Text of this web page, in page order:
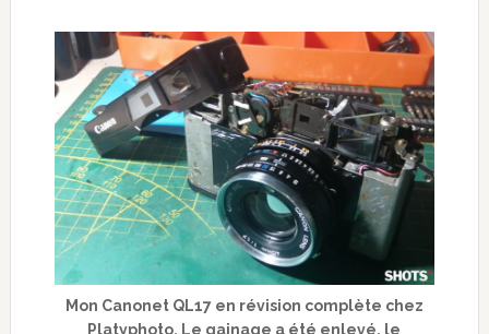
Mon Canonet QL17 en révision complète chez
Platyphoto. Le gainage a été enlevé, le